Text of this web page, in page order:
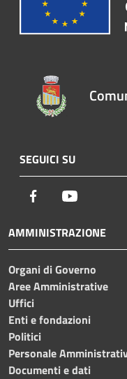
SEGUICI SU
Facebook
AMMINISTRAZIONE
Organi di Governo
Aree Amministrative
Uffici
Enti e fondazioni
Politici
Personale
Documenti e dati